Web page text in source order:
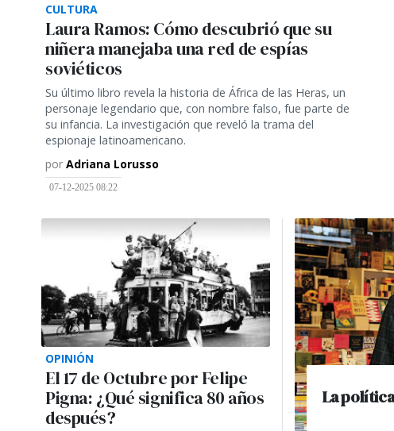
CULTURA
Laura Ramos: Cómo descubrió que su
niñera manejaba una red de espías
soviéticos
Su último libro revela la historia de África de las Heras, un
personaje legendario que, con nombre falso, fue parte de
su infancia. La investigación que reveló la trama del
espionaje latinoamericano.
por Adriana Lorusso
07-12-2025 08:22
OPINIÓN
El 17 de Octubre por Felipe
Pigna: ¿Qué significa 80 años
después?
La